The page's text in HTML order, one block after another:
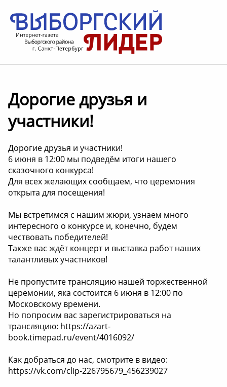
Дорогие друзья и
участники!
Дорогие друзья и участники!
6 июня в 12:00 мы подведём итоги нашего
сказочного конкурса!
Для всех желающих сообщаем, что церемония
открыта для посещения!
Мы встретимся с нашим жюри, узнаем много
интересного о конкурсе и, конечно, будем
чествовать победителей!
Также вас ждёт концерт и выставка работ наших
талантливых участников!
Не пропустите трансляцию нашей торжественной
церемонии, яка состоится 6 июня в 12:00 по
Московскому времени.
Но попросим вас зарегистрироваться на
трансляцию: https://azart-
book.timepad.ru/event/4016092/
Как добраться до нас, смотрите в видео:
https://vk.com/clip-226795679_456239027